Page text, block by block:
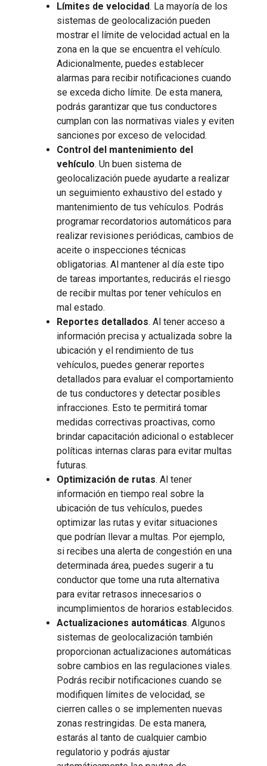
Límites de velocidad. La mayoría de los
sistemas de geolocalización pueden
mostrar el límite de velocidad actual en la
zona en la que se encuentra el vehículo.
Adicionalmente, puedes establecer
alarmas para recibir notificaciones cuando
se exceda dicho límite. De esta manera,
podrás garantizar que tus conductores
cumplan con las normativas viales y eviten
sanciones por exceso de velocidad.
Control del mantenimiento del
vehículo. Un buen sistema de
geolocalización puede ayudarte a realizar
un seguimiento exhaustivo del estado y
mantenimiento de tus vehículos. Podrás
programar recordatorios automáticos para
realizar revisiones periódicas, cambios de
aceite o inspecciones técnicas
obligatorias. Al mantener al día este tipo
de tareas importantes, reducirás el riesgo
de recibir multas por tener vehículos en
mal estado.
Reportes detallados. Al tener acceso a
información precisa y actualizada sobre la
ubicación y el rendimiento de tus
vehículos, puedes generar reportes
detallados para evaluar el comportamiento
de tus conductores y detectar posibles
infracciones. Esto te permitirá tomar
medidas correctivas proactivas, como
brindar capacitación adicional o establecer
políticas internas claras para evitar multas
futuras.
Optimización de rutas. Al tener
información en tiempo real sobre la
ubicación de tus vehículos, puedes
optimizar las rutas y evitar situaciones
que podrían llevar a multas. Por ejemplo,
si recibes una alerta de congestión en una
determinada área, puedes sugerir a tu
conductor que tome una ruta alternativa
para evitar retrasos innecesarios o
incumplimientos de horarios establecidos.
Actualizaciones automáticas. Algunos
sistemas de geolocalización también
proporcionan actualizaciones automáticas
sobre cambios en las regulaciones viales.
Podrás recibir notificaciones cuando se
modifiquen límites de velocidad, se
cierren calles o se implementen nuevas
zonas restringidas. De esta manera,
estarás al tanto de cualquier cambio
regulatorio y podrás ajustar